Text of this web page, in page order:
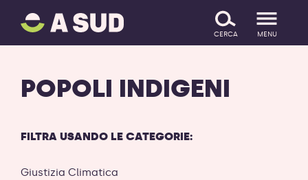
SALTA IL CONTENUTO
A
SUD
logo
alla
homepage
CERCA MENU
POPOLI INDIGENI
FILTRA USANDO LE CATEGORIE:
Giustizia Climatica